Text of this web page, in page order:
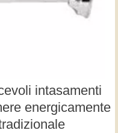
intasamenti
energicamente